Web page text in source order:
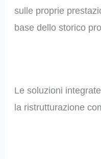
sulle proprie
base dello storico
Le soluzioni
la ristrutturazione